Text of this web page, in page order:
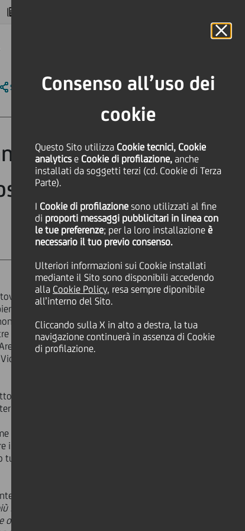
Consenso all’uso dei
cookie
Questo Sito utilizza Cookie tecnici, Cookie
analyticse Cookie di profilazione, anche
installati da soggetti terzi (cd. Cookie di Terza
Parte).
I Cookie di profilazione sono utilizzati al fine
di proporti messaggi pubblicitari in linea con
le tue preferenze; per la loro installazione è
necessario il tuo previo consenso.
Ulteriori informazioni sui Cookie installati
mediante il Sito sono disponibili accedendo
alla Cookie Policy, resa sempre diponibile
all’interno del Sito.
Cliccando sulla X in alto a destra, la tua
navigazione continuerà in assenza di Cookie
di profilazione.
SHARE PRINT SEND
l'accordo
alle
Pochi giorni fa infatti,
volto a dare immediato
favorevole. Per
in rappresentanza di
Small Business Mantova e
Area Manager Area Small
primario, e che ora si trova
linee di credito chirografarie
il programma Made4Italy, che
agricoltura e per
di Confagricoltura Mantova,
importanti per quanto
darà frutti estremamente